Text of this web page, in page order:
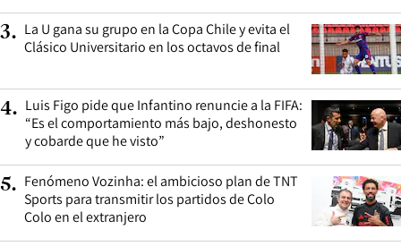
3. La U gana su grupo en la Copa Chile y evita el
Clásico Universitario en los octavos de final
4. Luis Figo pide que Infantino renuncie a la FIFA:
“Es el comportamiento más bajo, deshonesto
y cobarde que he visto”
5. Fenómeno Vozinha: el ambicioso plan de TNT
Sports para transmitir los partidos de Colo
Colo en el extranjero